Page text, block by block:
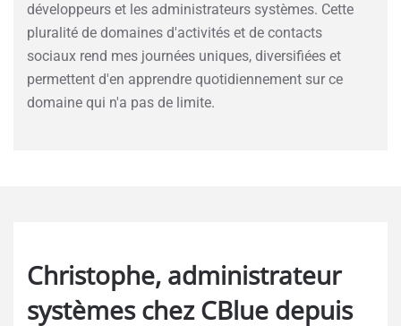
développeurs et les administrateurs systèmes. Cette
pluralité de domaines d'activités et de contacts
sociaux rend mes journées uniques, diversifiées et
permettent d'en apprendre quotidiennement sur ce
domaine qui n'a pas de limite.
Christophe, administrateur
systèmes chez CBlue depuis